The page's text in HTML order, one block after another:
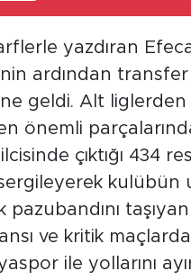
yazdıran
ardından
geldi. Alt liglerden
önemli
çıktığı 434
kulübün
pazubandını
ve kritik
ile yollarını